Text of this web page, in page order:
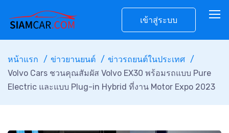
เข้าสู่ระบบ
หน้าแรก ข่าวยานยนต์
ข่าวรถยนต์ในประเทศ
Volvo Cars ชวนคุณสัมผัส Volvo EX30 พร้อมรถแบบ Pure
Electric และแบบ Plug-in Hybrid ที่งาน Motor Expo 2023